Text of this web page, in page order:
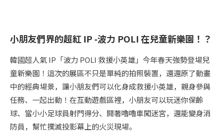
小朋友們界的超紅 IP -波力 POLI 在兒童新樂園！？
韓國超人氣 IP「波力 POLI 救援小英雄」今年春天強勢登場兒
童新樂園！這次的展區不只是單純的拍照裝置，還還原了動畫
中的經典場景，讓小朋友們可以化身成救援小英雄，親身參與
任務、一起出動！在互動遊戲區裡，小朋友可以玩迷你保齡
球、當小小足球員射門得分、開著嚕嚕車闖迷宮，還能變身消
防員，幫忙撲滅投影幕上的火災現場。